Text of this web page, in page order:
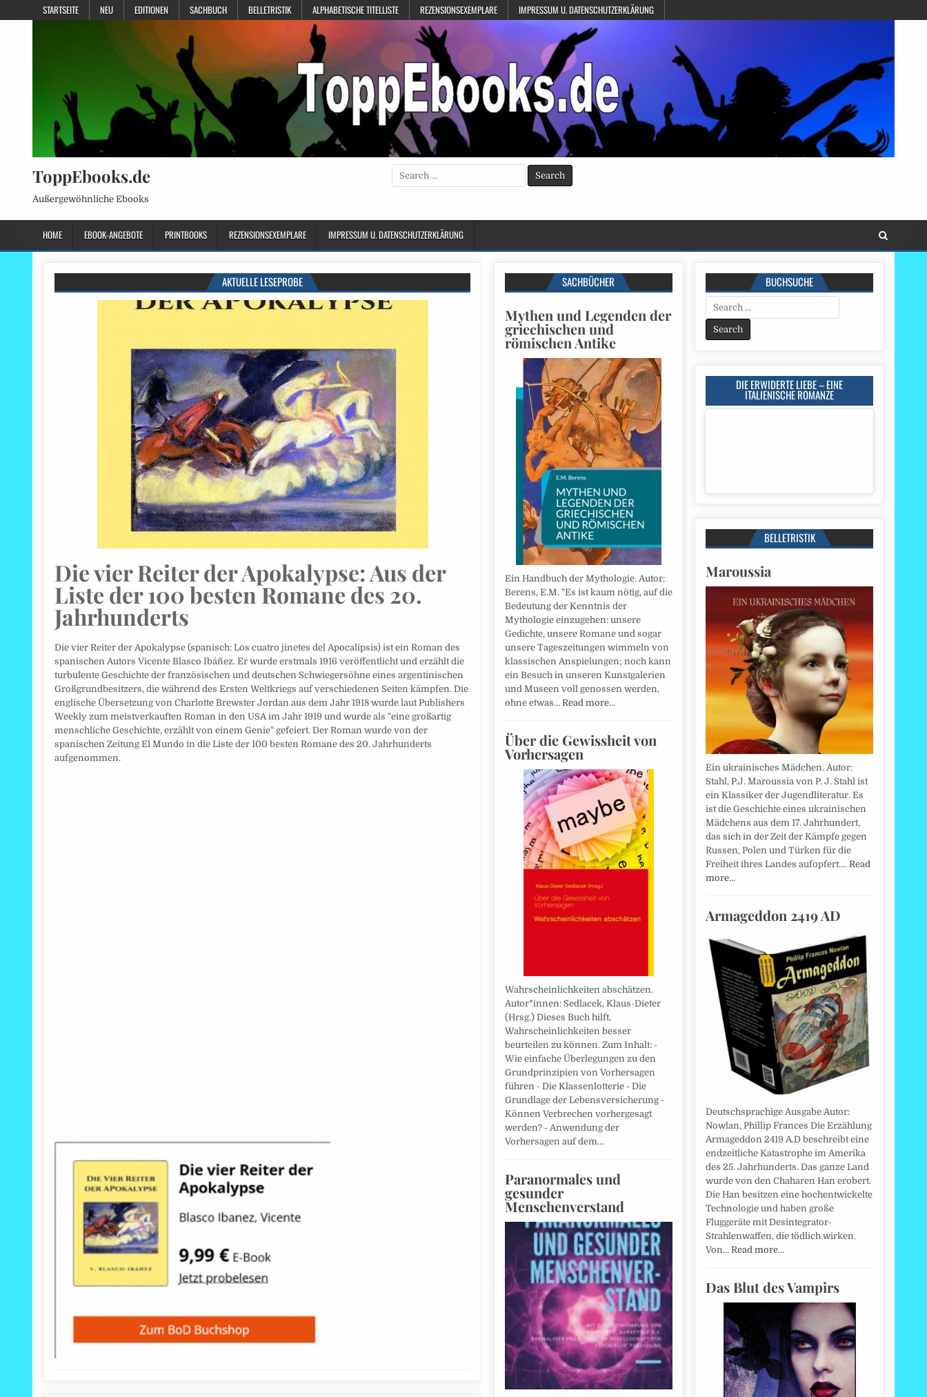
STARTSEITE NEU EDITIONEN SACHBUCH BELLETRISTIK ALPHABETISCHE TITELLISTE REZENSIONSEXEMPLARE IMPRESSUM U. DATENSCHUTZERKLÄRUNG
ToppEbooks.de
Außergewöhnliche Ebooks
Search
for:
HOME EBOOK-ANGEBOTE PRINTBOOKS REZENSIONSEXEMPLARE IMPRESSUM U. DATENSCHUTZERKLÄRUNG
AKTUELLE LESEPROBE
Die vier Reiter der Apokalypse: Aus der
Liste der 100 besten Romane des 20.
Jahrhunderts
Die vier Reiter der Apokalypse (spanisch: Los cuatro jinetes del Apocalipsis) ist ein Roman des
spanischen Autors Vicente Blasco Ibáñez. Er wurde erstmals 1916 veröffentlicht und erzählt die
turbulente Geschichte der französischen und deutschen Schwiegersöhne eines argentinischen
Großgrundbesitzers, die während des Ersten Weltkriegs auf verschiedenen Seiten kämpfen. Die
englische Übersetzung von Charlotte Brewster Jordan aus dem Jahr 1918 wurde laut Publishers
Weekly zum meistverkauften Roman in den USA im Jahr 1919 und wurde als "eine großartig
menschliche Geschichte, erzählt von einem Genie" gefeiert. Der Roman wurde von der
spanischen Zeitung El Mundo in die Liste der 100 besten Romane des 20. Jahrhunderts
aufgenommen.
SACHBÜCHER
Mythen und Legenden der
griechischen und
römischen Antike
Ein Handbuch der Mythologie. Autor:
Berens, E.M. "Es ist kaum nötig, auf die
Bedeutung der Kenntnis der
Mythologie einzugehen: unsere
Gedichte, unsere Romane und sogar
unsere Tageszeitungen wimmeln von
klassischen Anspielungen; noch kann
ein Besuch in unseren Kunstgalerien
und Museen voll genossen werden,
ohne etwas… Read more…
Über die Gewissheit von
Vorhersagen
Wahrscheinlichkeiten abschätzen.
Autor*innen: Sedlacek, Klaus-Dieter
(Hrsg.) Dieses Buch hilft,
Wahrscheinlichkeiten besser
beurteilen zu können. Zum Inhalt: -
Wie einfache Überlegungen zu den
Grundprinzipien von Vorhersagen
führen - Die Klassenlotterie - Die
Grundlage der Lebens­versicherung -
Können Verbrechen vorhergesagt
werden? - Anwendung der
Vorhersagen auf dem…
Paranormales und
gesunder
Menschenverstand
BUCHSUCHE
Search
for:
DIE ERWIDERTE LIEBE – EINE
ITALIENISCHE ROMANZE
BELLETRISTIK
Maroussia
Ein ukrainisches Mädchen. Autor:
Stahl, P.J. Maroussia von P. J. Stahl ist
ein Klassiker der Jugendliteratur. Es
ist die Geschichte eines ukrainischen
Mädchens aus dem 17. Jahrhundert,
das sich in der Zeit der Kämpfe gegen
Russen, Polen und Türken für die
Freiheit ihres Landes aufopfert.… Read
more…
Armageddon 2419 AD
Deutschsprachige Ausgabe Autor:
Nowlan, Phillip Frances Die Erzählung
Armageddon 2419 A.D beschreibt eine
endzeitliche Katastrophe im Amerika
des 25. Jahrhunderts. Das ganze Land
wurde von den Chaharen Han erobert.
Die Han besitzen eine hochentwickelte
Technologie und haben große
Fluggeräte mit Desintegrator-
Strahlenwaffen, die tödlich wirken.
Von… Read more…
Das Blut des Vampirs